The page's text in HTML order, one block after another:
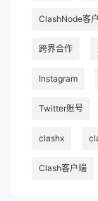
ClashNode客
跨界合作
Instagram
Twitter账号
clashx
Clash客户端